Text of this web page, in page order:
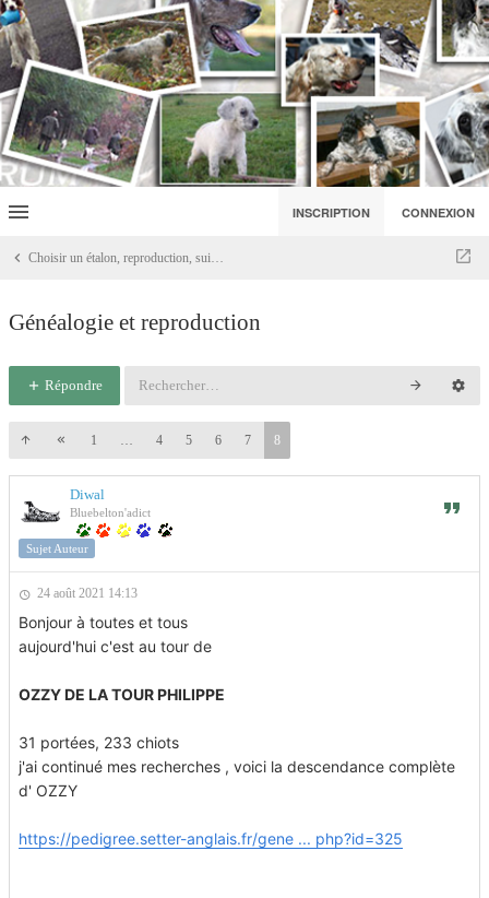
INSCRIPTION CONNEXION
Choisir un étalon, reproduction, suivre les lignées, discussions élevage
Généalogie et reproduction
Répondre
1 … 4 5 6 7 8
Diwal
Bluebelton'adict
Sujet Auteur
24 août 2021 14:13
Bonjour à toutes et tous
aujourd'hui c'est au tour de
OZZY DE LA TOUR PHILIPPE
31 portées, 233 chiots
j'ai continué mes recherches , voici la descendance complète
d' OZZY
https://pedigree.setter-anglais.fr/gene ... php?id=325